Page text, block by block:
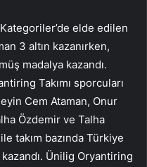
elde edilen
3 altın kazanırken,
madalya kazandı.
Takımı sporcuları
Cem Ataman, Onur
Özdemir ve Talha
takım bazında Türkiye
Ünilig Oryantiring